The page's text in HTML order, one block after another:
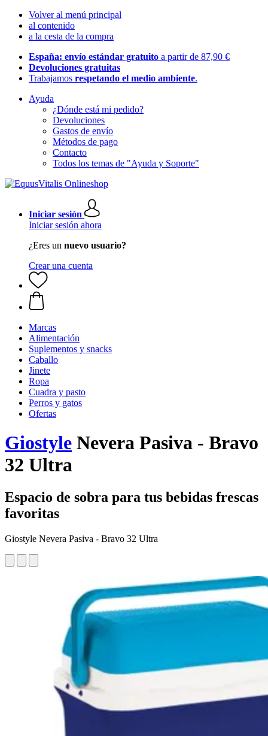
Volver al menú principal
al contenido
a la cesta de la compra
España: envío estándar gratuito a partir de 87,90 €
Devoluciones gratuitas
Trabajamos respetando el medio ambiente.
Ayuda
¿Dónde está mi pedido?
Devoluciones
Gastos de envío
Métodos de pago
Contacto
Todos los temas de "Ayuda y Soporte"
Iniciar sesión
Iniciar sesión ahora
¿Eres un nuevo usuario?
Crear una cuenta
Marcas
Alimentación
Suplementos y snacks
Caballo
Jinete
Ropa
Cuadra y pasto
Perros y gatos
Ofertas
Giostyle Nevera Pasiva - Bravo
32 Ultra
Espacio de sobra para tus bebidas frescas
favoritas
Giostyle Nevera Pasiva - Bravo 32 Ultra